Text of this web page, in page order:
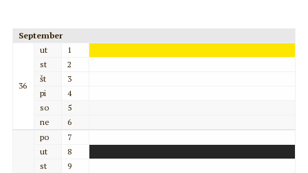
September
36
ut
1
st
2
št
3
pi
4
so
5
ne
6
po
7
ut
8
st
9